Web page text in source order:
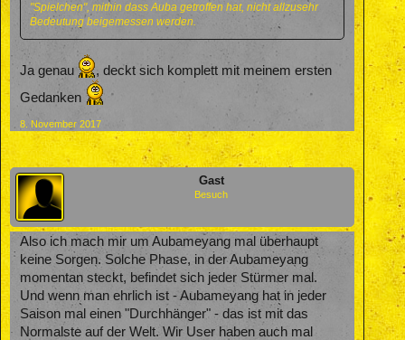
"Spielchen", mithin dass Auba getroffen hat, nicht allzusehr
Bedeutung beigemessen werden.
Ja genau
, deckt sich komplett mit meinem ersten
Gedanken
8. November 2017
Gast
Besuch
Also ich mach mir um Aubameyang mal überhaupt
keine Sorgen. Solche Phase, in der Aubameyang
momentan steckt, befindet sich jeder Stürmer mal.
Und wenn man ehrlich ist - Aubameyang hat in jeder
Saison mal einen "Durchhänger" - das ist mit das
Normalste auf der Welt. Wir User haben auch mal